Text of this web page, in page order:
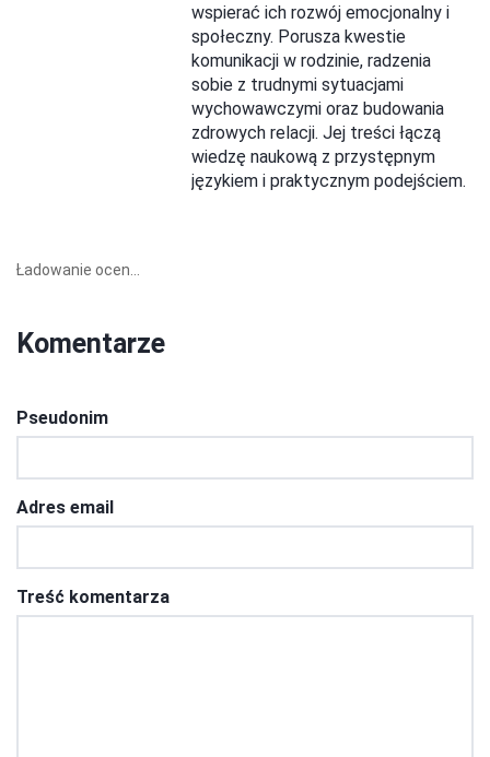
wspierać ich rozwój emocjonalny i
społeczny. Porusza kwestie
komunikacji w rodzinie, radzenia
sobie z trudnymi sytuacjami
wychowawczymi oraz budowania
zdrowych relacji. Jej treści łączą
wiedzę naukową z przystępnym
językiem i praktycznym podejściem.
Ładowanie ocen...
Komentarze
Pseudonim
Adres email
Treść komentarza